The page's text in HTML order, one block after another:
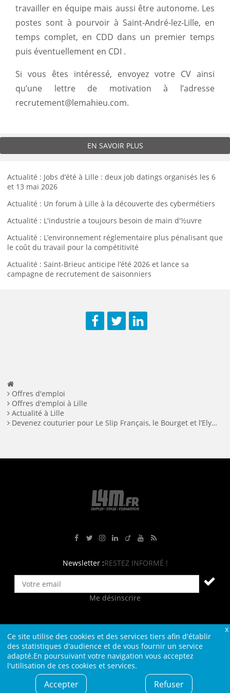
Ce site utilise des cookies et des services tiers afin d'établir
des statistiques d'audience et de vous fournir un service
adapté.En poursuivant votre navigation vous acceptez
l'utilisation de ces cookies et services.
Accepter Refuser
travailler en équipe mais aussi être autonome. Les
postes sont à pourvoir à Saint-André-lez-Lille, en
temps complet, en CDD dans un premier temps
puis éventuellement en CDI .
Si vous êtes intéressé, envoyez votre CV ainsi
qu’une lettre de motivation à l’adresse
recrutement@lemahieu.com.
EN SAVOIR PLUS
Actualité : Jobs d’été à Lille : deux job datings organisés les 6
et 13 mai 2026
Actualité : Un forum à Lille à la découverte des cybermétiers
Actualité : L'industrie a toujours besoin de main d'½uvre
Actualité : L’environnement réglementaire plus pénalisant que
le coût du travail pour la compétitivité
Actualité : Saint-Brieuc anticipe l’été 2026 et lance sa
campagne de recrutement de saisonniers
Offres d'emploi
Offres d'emploi à Lille
Actualité à Lille
Devenez couturier pour Le Slip Français, le Bourget et l’Elysée !
Newsletter :RESTEZ INFORMÉ !
Me désinscrire
Contact Plan du site Qui sommes-nous ?
Liens
Charte L4M
Conditions Générales
Cookies et confidentialité
Informations légales